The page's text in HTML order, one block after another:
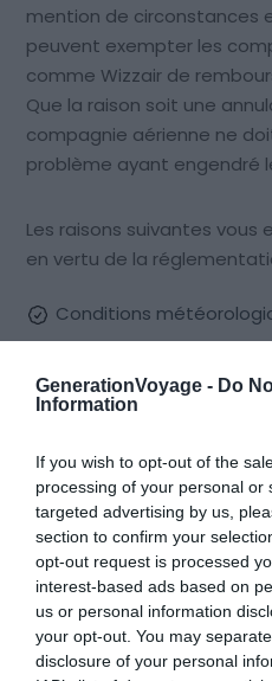
GenerationVoyage - Do
Information
If you wish to opt-out of the
processing of your personal or
targeted advertising by us,
section to confirm your
opt-out request is processed
interest-based ads based on
us or personal information
your opt-out. You may
disclosure of your personal
mention de circonstances
peuvent exempter les
comme Wizzair de
Que la raison soit une
compagnie aérienne ne
problème ayant engendré
Les raisons suivantes vous
en vertu de la
Conditions
Événements
Cependant des cas de
des passagers de se faire
ces cas de figure. Cela ne
déposer un dossier de